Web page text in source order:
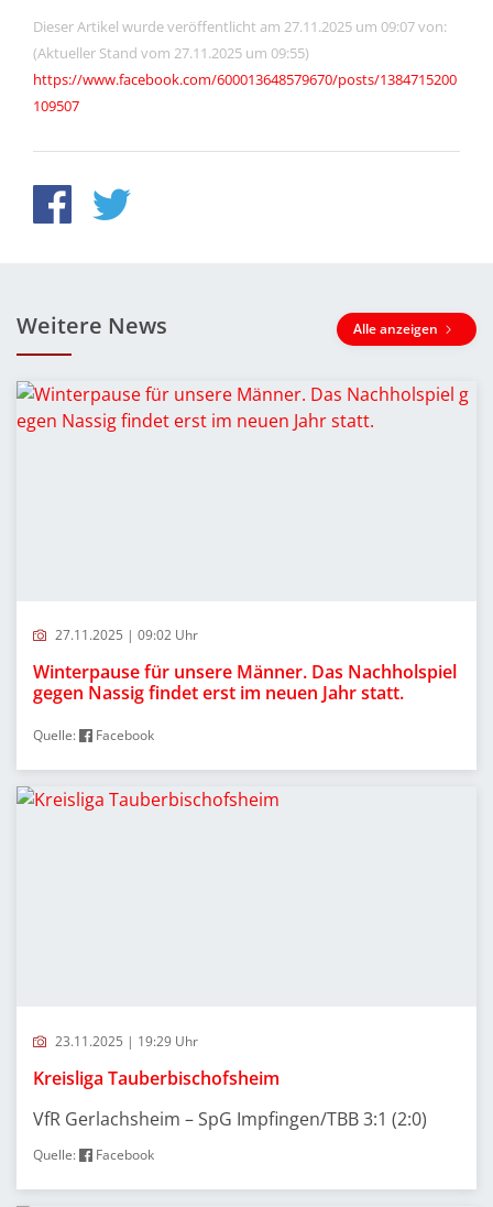
Dieser Artikel wurde veröffentlicht am 27.11.2025 um 09:07 von:
(Aktueller Stand vom 27.11.2025 um 09:55)
https://www.facebook.com/600013648579670/posts/1384715200
109507
Weitere News Alle anzeigen
27.11.2025 | 09:02 Uhr
Winterpause für unsere Männer. Das Nachholspiel
gegen Nassig findet erst im neuen Jahr statt.
Quelle: Facebook
23.11.2025 | 19:29 Uhr
Kreisliga Tauberbischofsheim
VfR Gerlachsheim – SpG Impfingen/TBB 3:1 (2:0)
Quelle: Facebook